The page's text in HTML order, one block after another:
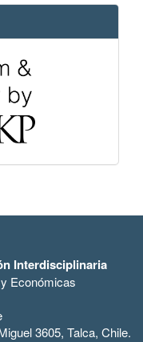
Interdisciplinaria
Económicas
3605, Talca, Chile.